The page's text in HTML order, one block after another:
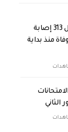
الصحة تعلن تسجيل 313 إصابة
بالحمى النزفية و24 وفاة منذ بداية
الثاني